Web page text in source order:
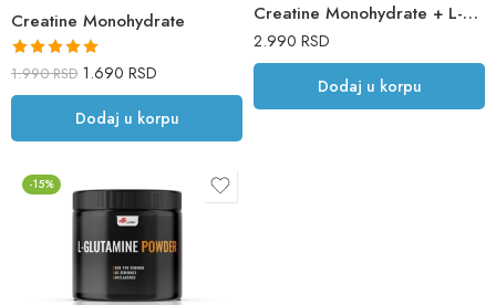
Creatine Monohydrate
Ocenjeno sa
5.00od 5
1.990RSD 1.690 RSD
Dodaj u korpu
Creatine Monohydrate + L-Glutamine
2.990 RSD
Dodaj u korpu
-15%